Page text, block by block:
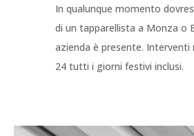
In qualunque momento
di un tapparellista a Monza o
azienda è presente. Interventi
24 tutti i giorni festivi inclusi.